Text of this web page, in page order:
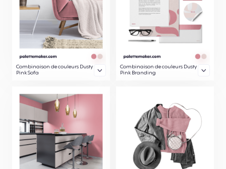
Combinaison de couleurs Dusty
Pink Sofa
Combinaison de couleurs Dusty
Pink Branding